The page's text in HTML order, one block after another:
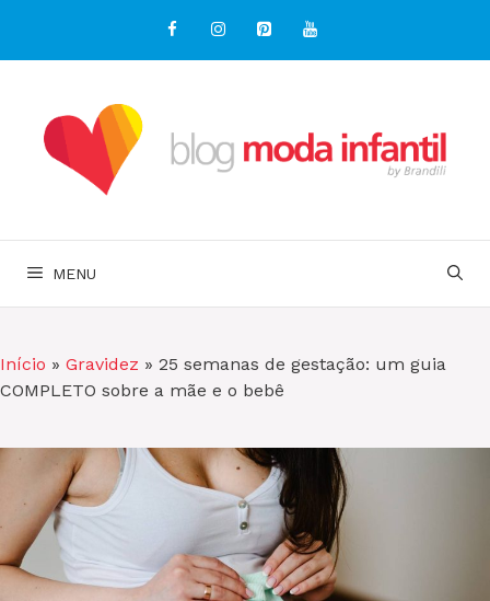
o
MENU
Início » Gravidez » 25 semanas de gestação: um guia
COMPLETO sobre a mãe e o bebê